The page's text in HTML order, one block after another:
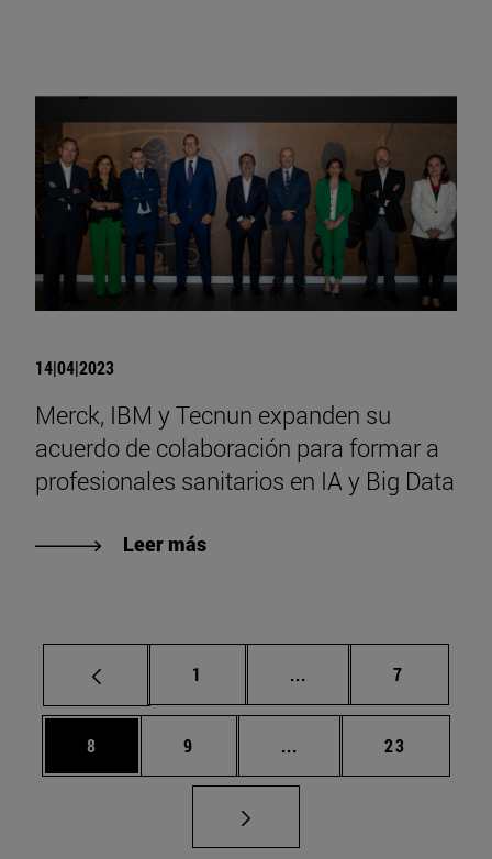
14|04|2023
Merck, IBM y Tecnun expanden su
acuerdo de colaboración para formar a
profesionales sanitarios en IA y Big Data
Leer más
Página
1 ... Páginas intermedias
Página
7
Página
8 Página
9 ... Páginas intermedias
Página
23